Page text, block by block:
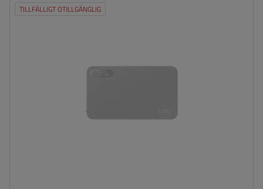
TILLFÄLLIGT OTILLGÄNGLIG